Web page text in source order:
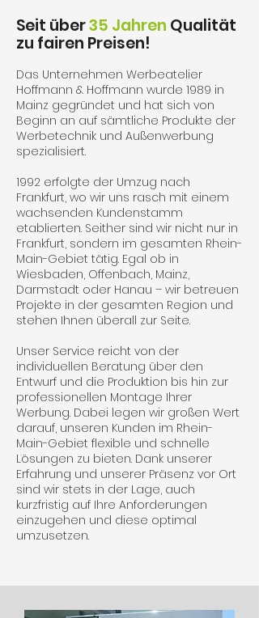
Seit über35 Jahren Qualität
zu fairen Preisen!
Das Unternehmen Werbeatelier
Hoffmann & Hoffmann wurde 1989 in
Mainz gegründet und hat sich von
Beginn an auf sämtliche Produkte der
Werbetechnik und Außenwerbung
spezialisiert.
1992 erfolgte der Umzug nach
Frankfurt, wo wir uns rasch mit einem
wachsenden Kundenstamm
etablierten. Seither sind wir nicht nur in
Frankfurt, sondern im gesamten Rhein-
Main-Gebiet tätig. Egal ob in
Wiesbaden, Offenbach, Mainz,
Darmstadt oder Hanau – wir betreuen
Projekte in der gesamten Region und
stehen Ihnen überall zur Seite.
Unser Service reicht von der
individuellen Beratung über den
Entwurf und die Produktion bis hin zur
professionellen Montage Ihrer
Werbung. Dabei legen wir großen Wert
darauf, unseren Kunden im Rhein-
Main-Gebiet flexible und schnelle
Lösungen zu bieten. Dank unserer
Erfahrung und unserer Präsenz vor Ort
sind wir stets in der Lage, auch
kurzfristig auf Ihre Anforderungen
einzugehen und diese optimal
umzusetzen.